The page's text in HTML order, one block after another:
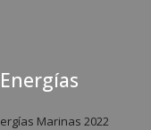
Marinas 2022